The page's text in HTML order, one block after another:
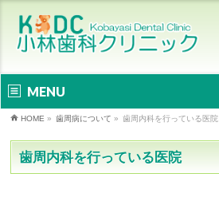
MENU
HOME » 歯周病について » 歯周内科を行っている医院
歯周内科を行っている医院